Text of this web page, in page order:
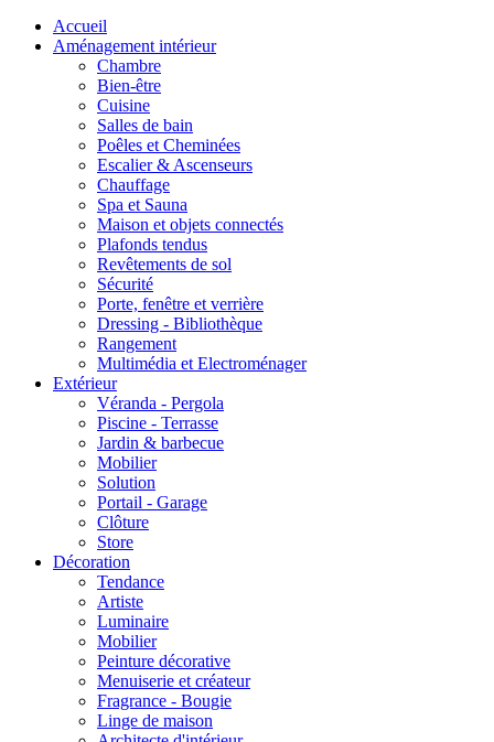
Accueil
Aménagement intérieur
Chambre
Bien-être
Cuisine
Salles de bain
Poêles et Cheminées
Escalier & Ascenseurs
Chauffage
Spa et Sauna
Maison et objets connectés
Plafonds tendus
Revêtements de sol
Sécurité
Porte, fenêtre et verrière
Dressing - Bibliothèque
Rangement
Multimédia et Electroménager
Extérieur
Véranda - Pergola
Piscine - Terrasse
Jardin & barbecue
Mobilier
Solution
Portail - Garage
Clôture
Store
Décoration
Tendance
Artiste
Luminaire
Mobilier
Peinture décorative
Menuiserie et créateur
Fragrance - Bougie
Linge de maison